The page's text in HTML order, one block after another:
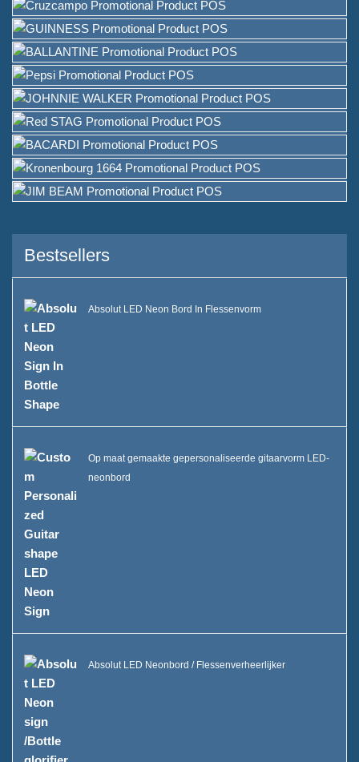
Stangaccessoires
Bar Flesopener
Over
Wie we zijn
Dienst
Merken die we serveerden
Duurzaamheid
Catalogus
Zaak
Case E LED squre ijsemmer
Case D X vorm resin display
Case C Rolling Ice Cooler
Een display van een drankfles
FAQ
Nieuws
Neem contact met ons op
Bestsellers
Absolut LED Neon Bord In Flessenvorm
Op maat gemaakte gepersonaliseerde gitaarvorm LED-
neonbord
Absolut LED Neonbord / Flessenverheerlijker